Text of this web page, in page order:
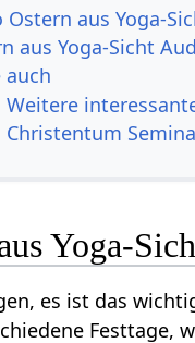
Ostern aus Yoga-
aus Yoga-Sicht
auch
Weitere
Christentum
Yoga-
es ist das
Festtage,